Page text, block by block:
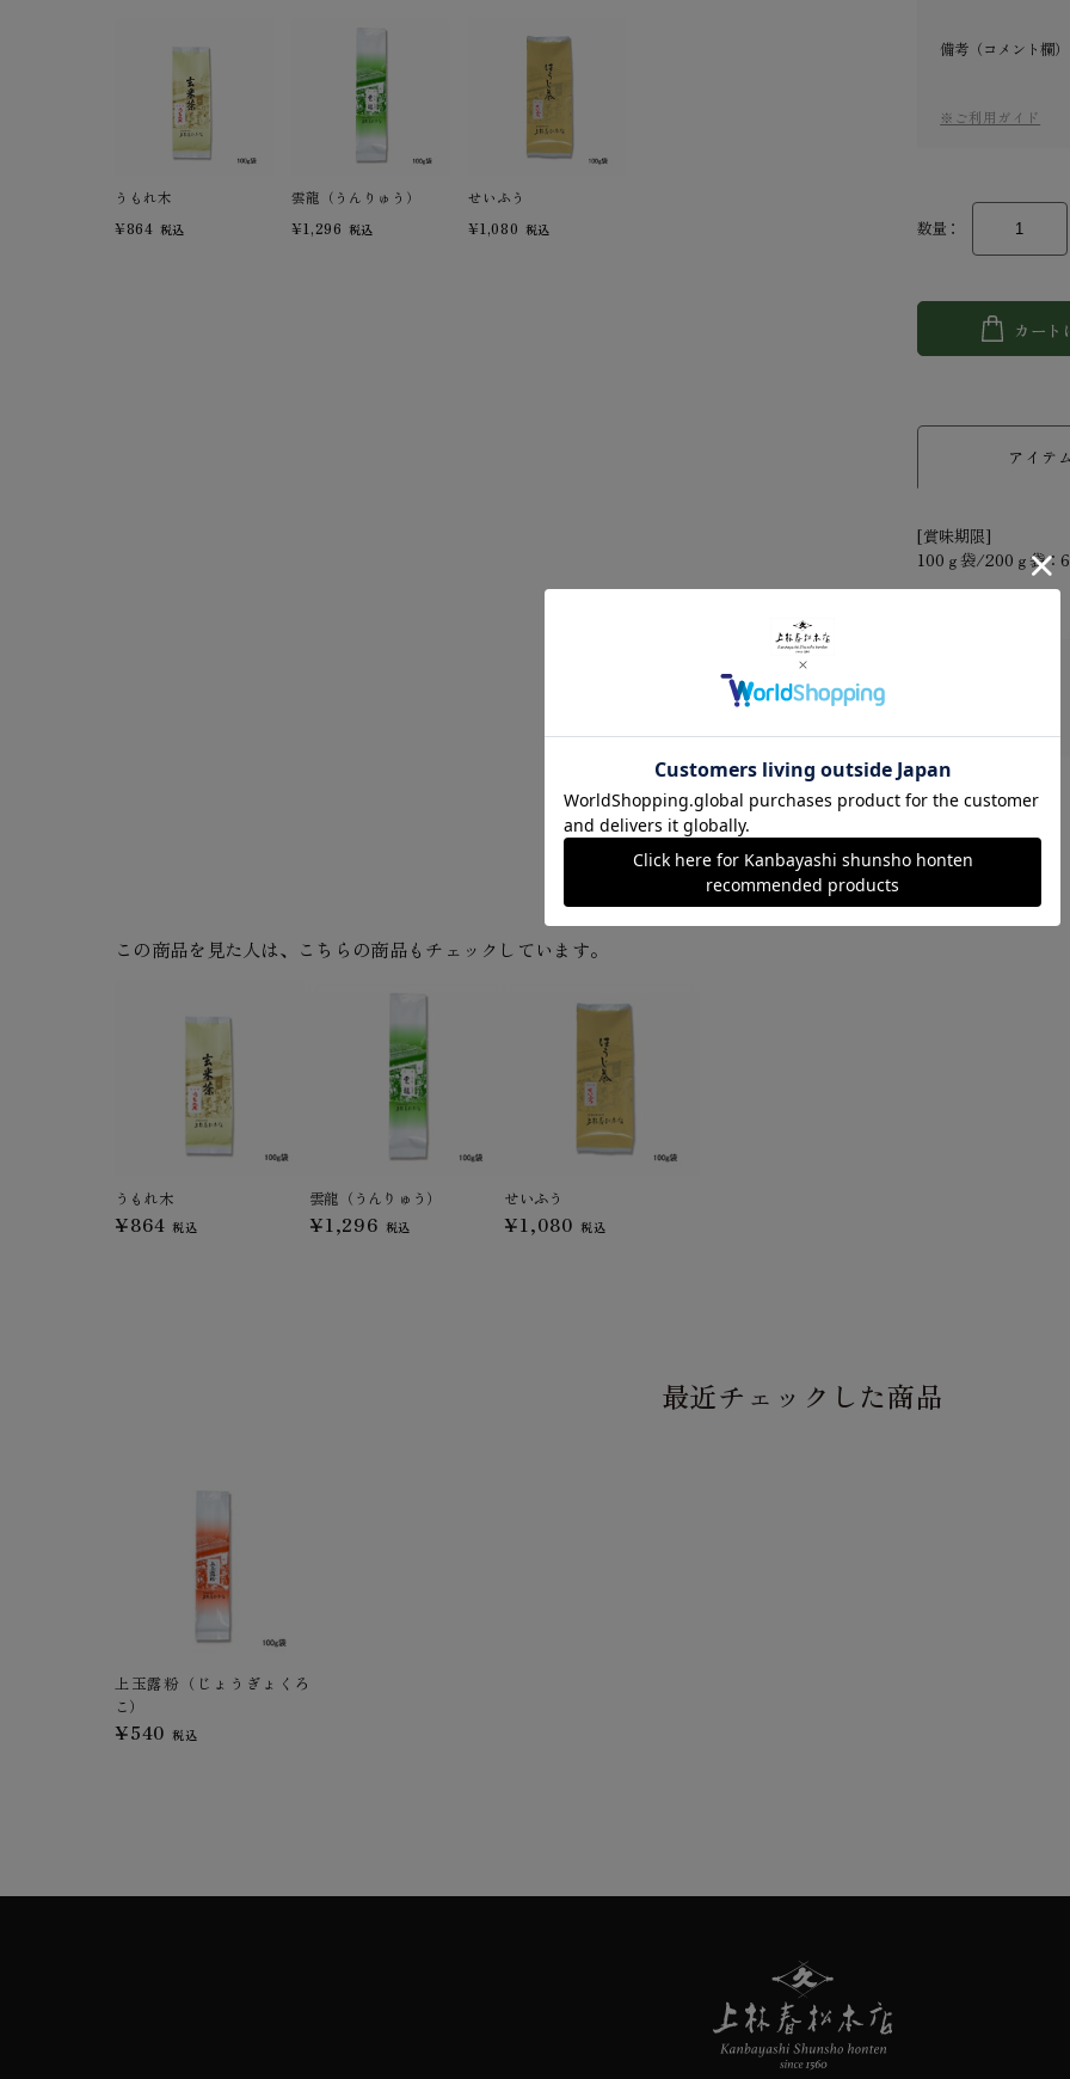
うもれ木
¥864 税込
雲龍（うんりゅう）
¥1,296 税込
せいふう
¥1,080 税込
備考（コメント欄）
※ご利用ガイド
数量：
カート
アイテ
[賞味期限]
100ｇ袋/200ｇ袋：
この商品を見た人は、こちらの商品もチェックしています。
うもれ木
¥864 税込
雲龍（うんりゅう）
¥1,296 税込
せいふう
¥1,080 税込
最近チェックした商品
上玉露粉（じょうぎょくろ
こ）
¥540 税込